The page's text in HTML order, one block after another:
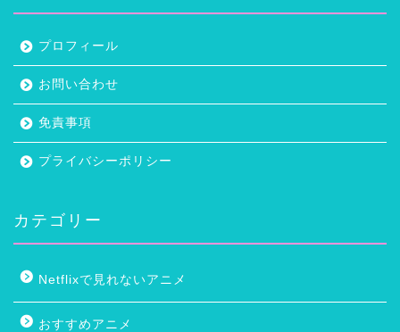
プロフィール
お問い合わせ
免責事項
プライバシーポリシー
カテゴリー
Netflixで見れないアニメ
おすすめアニメ